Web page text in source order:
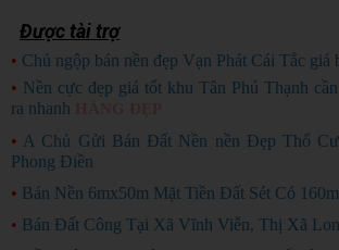
Được tài trợ
• Chủ ngộp bán nền đẹp Vạn Phát Cái Tắc giá
• Nền cực đẹp giá tốt khu Tân Phú Thạnh
ra nhanh
• A Chủ Gửi Bán Đất Nền nền Đẹp Thổ
Phong Điền
• Bán Nền 6mx50m Mặt Tiền Đất Sét Có
• Bán Đất Công Tại Xã Vĩnh Viễn, Thị Xã